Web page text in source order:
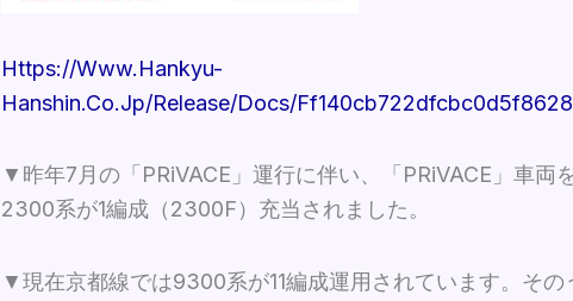
Https://www.hankyu-
Hanshin.co.jp/release/docs/
▼昨年7月の「PRiVACE」運行に伴い、「PRiVACE」車両
2300系が1編成（2300F）充当されました。
▼現在京都線では9300系が11編成運用されています。そ